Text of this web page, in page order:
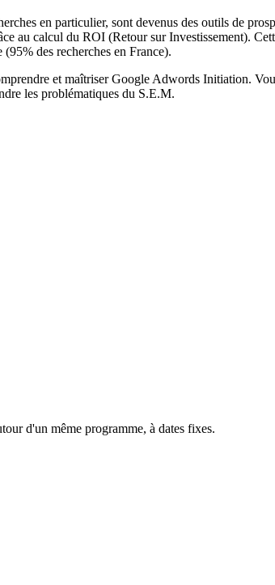
en particulier, sont devenus des outils de
au calcul du ROI (Retour sur Investissement).
des recherches en France).
et maîtriser Google Adwords Initiation.
les problématiques du S.E.M.
d'un même programme, à dates fixes.